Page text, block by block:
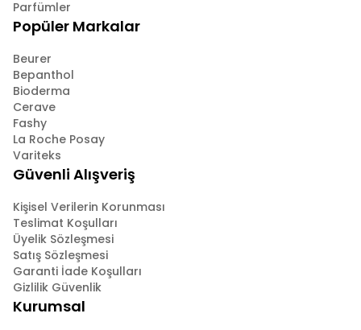
Parfümler
Popüler Markalar
Beurer
Bepanthol
Bioderma
Cerave
Fashy
La Roche Posay
Variteks
Güvenli Alışveriş
Kişisel Verilerin Korunması
Teslimat Koşulları
Üyelik Sözleşmesi
Satış Sözleşmesi
Garanti İade Koşulları
Gizlilik Güvenlik
Kurumsal